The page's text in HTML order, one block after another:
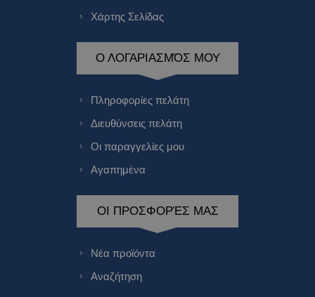
Χάρτης Σελίδας
Ο ΛΟΓΑΡΙΑΣΜΌΣ ΜΟΥ
Πληροφορίες πελάτη
Διευθύνσεις πελάτη
Οι παραγγελίες μου
Αγαπημένα
ΟΙ ΠΡΟΣΦΟΡΈΣ ΜΑΣ
Νέα προϊόντα
Αναζήτηση